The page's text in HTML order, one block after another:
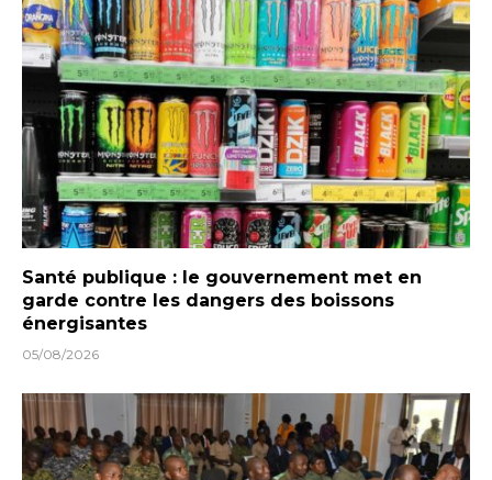
Santé publique : le gouvernement met en
garde contre les dangers des boissons
énergisantes
05/08/2026